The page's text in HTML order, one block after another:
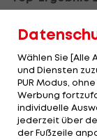
Doppler/
aber doch
Als erstes
Grand-Slam-
Punkte zum
Wählen Sie [Alle
und Diensten
PUR Modus,
Werbung
individuelle
jederzeit über
der Fußzeile